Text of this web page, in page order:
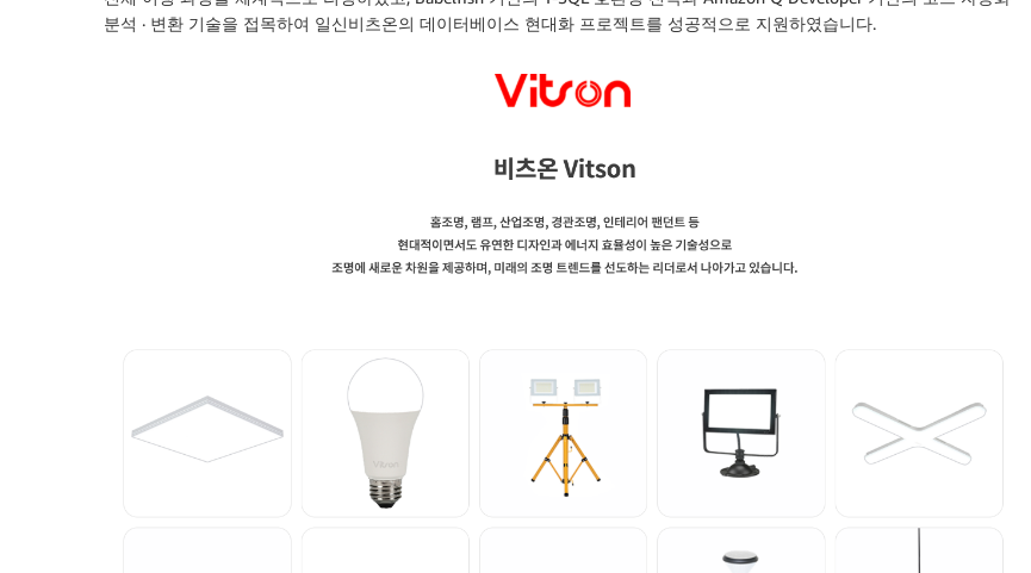
분석 · 변환 기술을 접목하여 일신비츠온의 데이터베이스 현대화 프로젝트를 성공적으로 지원하였습니다.